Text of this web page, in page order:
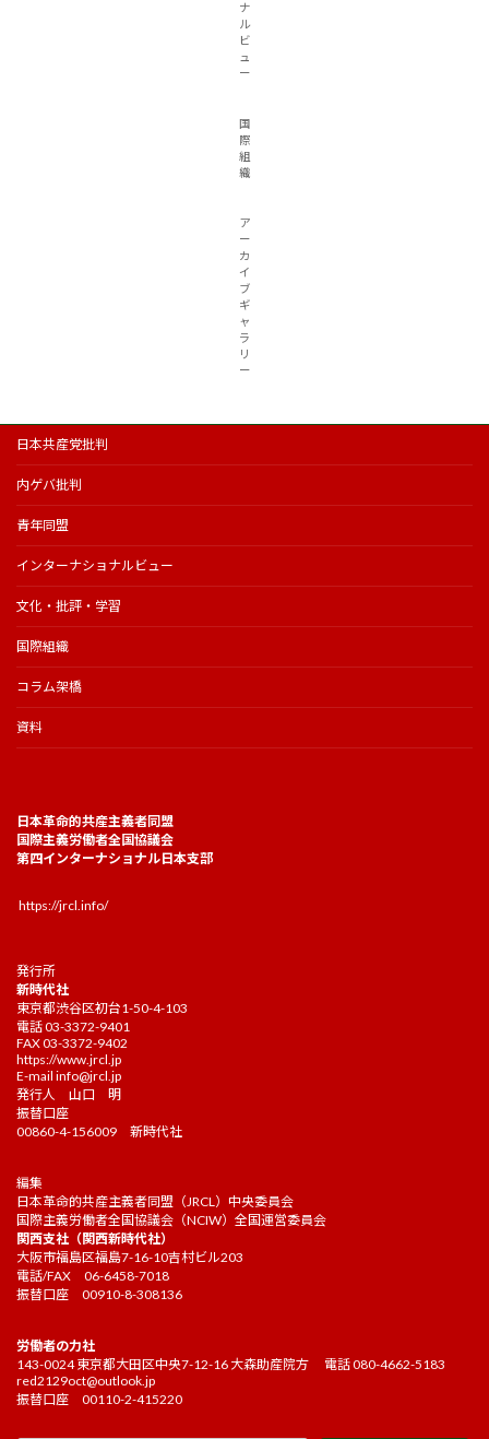
ナ
ル
ビ
ュ
ー
国
際
組
織
ア
ー
カ
イ
ブ
ギ
ャ
ラ
リ
ー
日本共産党批判
内ゲバ批判
青年同盟
インターナショナルビュー
文化・批評・学習
国際組織
コラム架橋
資料
日本革命的共産主義者同盟
国際主義労働者全国協議会
第四インターナショナル日本支部
https://jrcl.info/
発行所
新時代社
東京都渋谷区初台1-50-4-103
電話 03-3372-9401
FAX 03-3372-9402
https://www.jrcl.jp
E-mail info@jrcl.jp
発行人 山口 明
振替口座
00860-4-156009 新時代社
編集
日本革命的共産主義者同盟（JRCL）中央委員会
国際主義労働者全国協議会（NCIW）全国運営委員会
関西支社（関西新時代社）
大阪市福島区福島7-16-10吉村ビル203
電話/FAX 06-6458-7018
振替口座 00910-8-308136
労働者の力社
143-0024 東京都大田区中央7-12-16 大森助産院方 電話 080-4662-5183
red2129oct@outlook.jp
振替口座 00110-2-415220